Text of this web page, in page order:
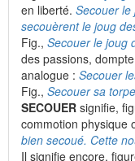
en liberté. Secouer le
secouèrent le joug
Fig., Secouer le joug
des passions,
analogue : Secouer
Fig., Secouer sa
SECOUER signifie,
commotion physique
bien secoué. Cette
Il signifie encore,